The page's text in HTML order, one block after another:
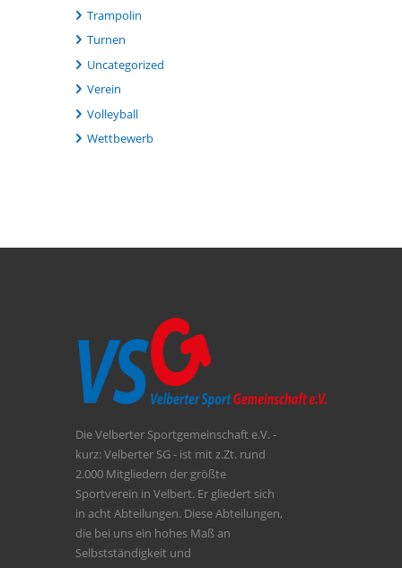
Trampolin
Turnen
Uncategorized
Verein
Volleyball
Wettbewerb
Die Velberter Sportgemeinschaft e.V. -
kurz: Velberter SG - ist mit z.Zt. rund
2.000 Mitgliedern der größte
Sportverein in Velbert. Er gliedert sich
in acht Abteilungen. Diese Abteilungen,
die bei uns ein hohes Maß an
Selbstständigkeit und